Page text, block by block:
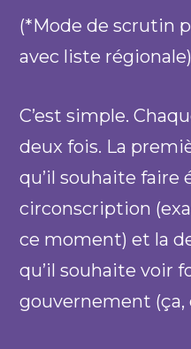
(*Mode de scrutin
avec liste régionale)
C’est simple.
deux fois. La
qu’il souhaite faire
circonscription
ce moment) et la
qu’il souhaite voir
gouvernement (ça,